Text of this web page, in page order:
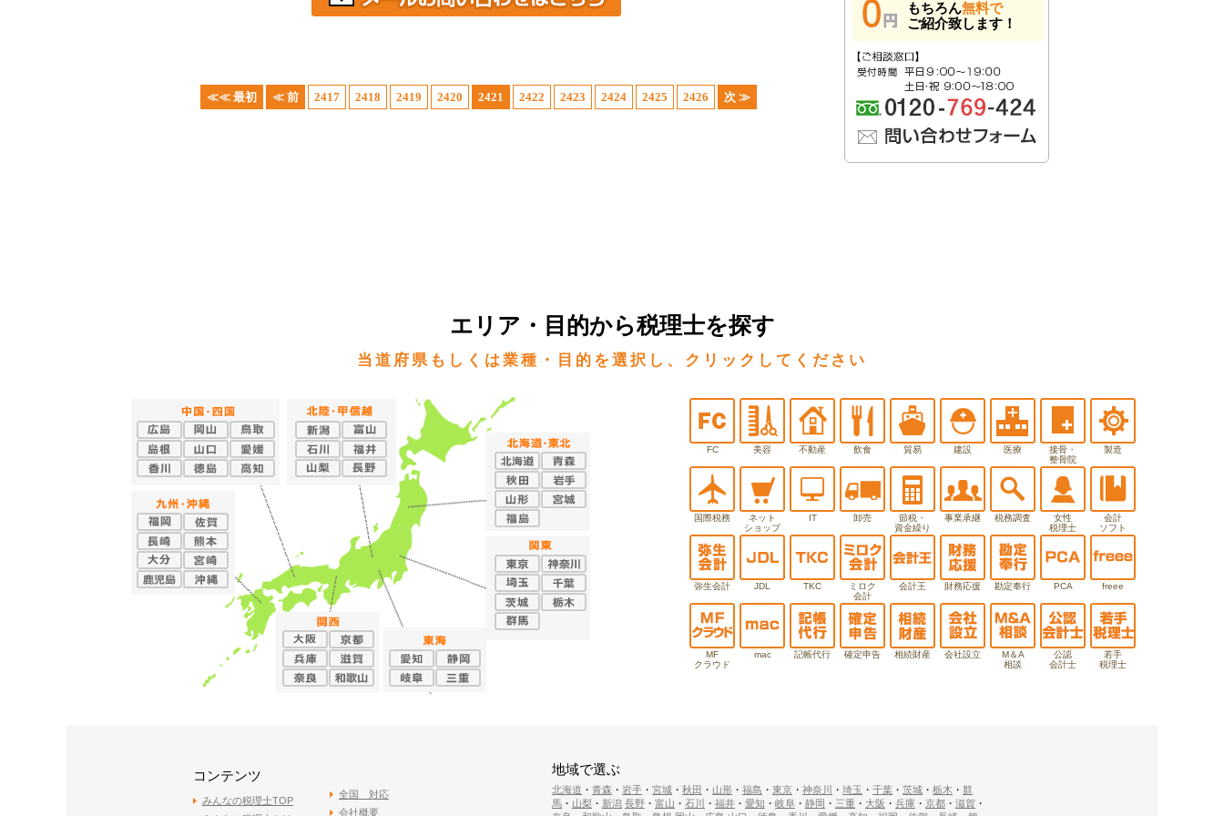
≪≪ 最初 ≪ 前 2417 2418 2419 2420 2421 2422 2423 2424 2425 2426 次 ≫
もちろん無料で
ご紹介致します！
エリア・目的から税理士を探す
当道府県もしくは業種・目的を選択し、クリックしてください
FC 美容 不動産 飲食 貿易 建設 医療
接骨・
整骨院
製造
国際税務
ネット
ショップ
IT 卸売
節税・
資金繰り
事業承継 税務調査
女性
税理士
会計
ソフト
弥生会計 JDL TKC
ミロク
会計
会計王 財務応援 勘定奉行 PCA freee
MF
クラウド
mac 記帳代行 確定申告 相続財産 会社設立
M＆A
相談
公認
会計士
若手
税理士
コンテンツ
みんなの税理士TOP
全国 対応
会社概要
地域で選ぶ
北海道 ・ 青森 ・ 岩手 ・ 宮城 ・ 秋田 ・ 山形 ・ 福島 ・ 東京 ・ 神奈川 ・ 埼玉 ・ 千葉 ・ 茨城 ・ 栃木 ・ 群
馬 ・ 山梨 ・ 新潟 長野 ・ 富山 ・ 石川 ・ 福井 ・ 愛知 ・ 岐阜 ・ 静岡 ・ 三重 ・ 大阪 ・ 兵庫 ・ 京都 ・ 滋賀 ・